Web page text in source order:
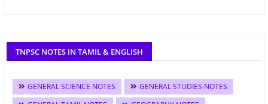
TNPSC NOTES IN TAMIL & ENGLISH
GENERAL SCIENCE NOTES
GENERAL STUDIES NOTES